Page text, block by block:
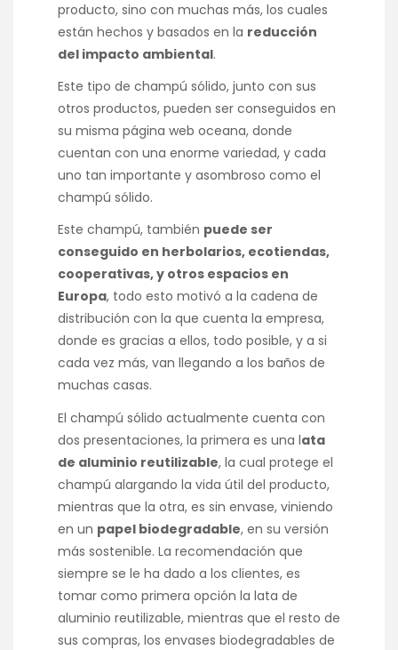
producto, sino con muchas más, los cuales
están hechos y basados en la reducción
del impacto ambiental.
Este tipo de champú sólido, junto con sus
otros productos, pueden ser conseguidos en
su misma página web oceana, donde
cuentan con una enorme variedad, y cada
uno tan importante y asombroso como el
champú sólido.
Este champú, también puede ser
conseguido en herbolarios, ecotiendas,
cooperativas, y otros espacios en
Europa, todo esto motivó a la cadena de
distribución con la que cuenta la empresa,
donde es gracias a ellos, todo posible, y a si
cada vez más, van llegando a los baños de
muchas casas.
El champú sólido actualmente cuenta con
dos presentaciones, la primera es una lata
de aluminio reutilizable, la cual protege el
champú alargando la vida útil del producto,
mientras que la otra, es sin envase, viniendo
en un papel biodegradable, en su versión
más sostenible. La recomendación que
siempre se le ha dado a los clientes, es
tomar como primera opción la lata de
aluminio reutilizable, mientras que el resto de
sus compras, los envases biodegradables de